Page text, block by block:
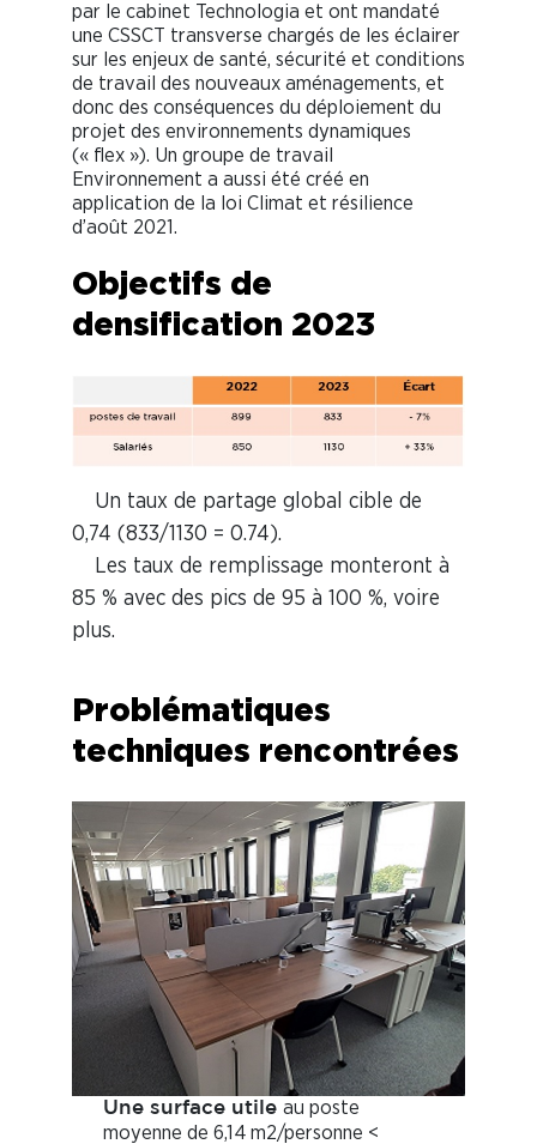
par le cabinet Technologia et ont mandaté
une CSSCT transverse chargés de les éclairer
sur les enjeux de santé, sécurité et conditions
de travail des nouveaux aménagements, et
donc des conséquences du déploiement du
projet des environnements dynamiques
(« flex »). Un groupe de travail
Environnement a aussi été créé en
application de la loi Climat et résilience
d’août 2021.
Objectifs de
densification 2023
Un taux de partage global cible de
0,74 (833/1130 = 0.74).
Les taux de remplissage monteront à
85 % avec des pics de 95 à 100 %, voire
plus.
Problématiques
techniques rencontrées
Une surface utileau poste
moyenne de 6,14 m2/personne <